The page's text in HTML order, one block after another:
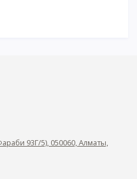
93Г/5), 050060, Алматы,